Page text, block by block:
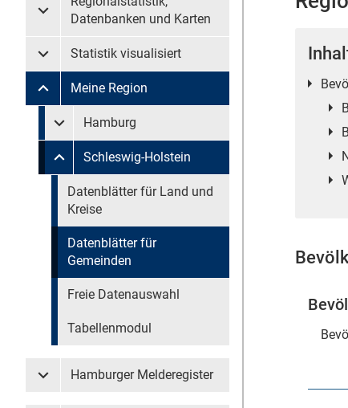
Untermenü Regionalstatistik, Datenbanken und Karten
Datenbanken und Karten
Untermenü Statistik visualisiert
Statistik visualisiert
Untermenü Meine Region
Meine Region
Untermenü überspringen
Untermenü Meine Region Hamburg
Hamburg
Untermenü Meine Region Schleswig-Holstein
Schleswig-Holstein
Untermenü überspringen
Datenblätter für Land und
Kreise
Datenblätter für
Gemeinden
Freie Datenauswahl
Tabellenmodul
Untermenü Hamburger Melderegister
Hamburger Melderegister